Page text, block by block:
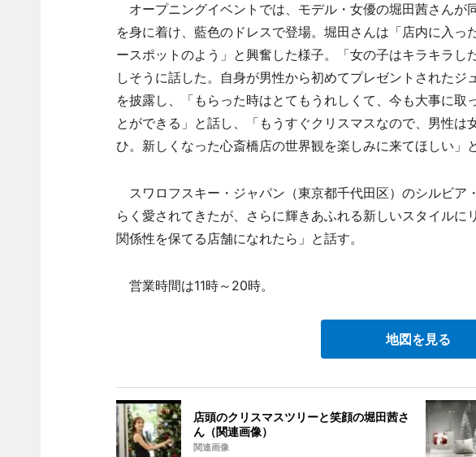
オープニングイベントでは、モデル・女優の堀田茜さんが
を身に着け、藍色のドレスで登場。堀田さんは「店内に入っ
ースポットのよう」と興奮した様子。「女の子はキラキラし
しそうに話した。自身が男性から初めてプレゼントされた
を披露し、「もらった時はとてもうれしくて、今も大事に取
とができる」と話し、「もうすぐクリスマスなので、男性は
ひ。新しくなった心斎橋店の世界観を楽しみに来てほしい」
スワロフスキー・ジャパン（東京都千代田区）のシルビア
らく愛されてきたが、さらに輝きあふれる新しいスタイル
関係性を保てる店舗になれたら」と話す。
営業時間は11時～20時。
地図を見る
店頭のクリスマスツリーと笑顔の堀田茜さ
ん（関連画像）
関連画像